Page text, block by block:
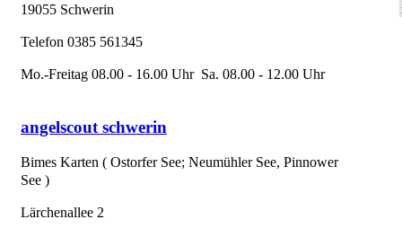
19055 Schwerin
Telefon 0385 561345
Mo.-Freitag 08.00 - 16.00 Uhr Sa. 08.00 - 12.00 Uhr
angelscout schwerin
Bimes Karten ( Ostorfer See; Neumühler See, Pinnower
See )
Lärchenallee 2